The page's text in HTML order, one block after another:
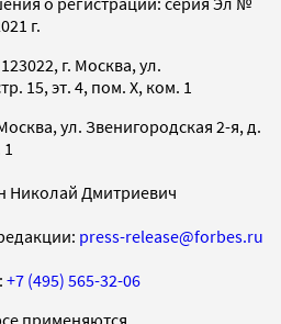
г.
г. Москва, ул.
15, эт. 4, пом. X, ком. 1
ул. Звенигородская 2-я, д.
1
Николай Дмитриевич
press-release@forbes.ru
+7 (495) 565-32-06